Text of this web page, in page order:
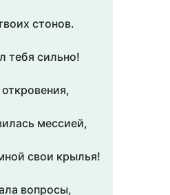
стонов.
тебя сильно!
мессией,
свои крылья!
вопросы,